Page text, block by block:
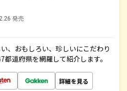
発売
、おもしろい、珍しいにこだわり
道府県を網羅して紹介します。
詳細を見る